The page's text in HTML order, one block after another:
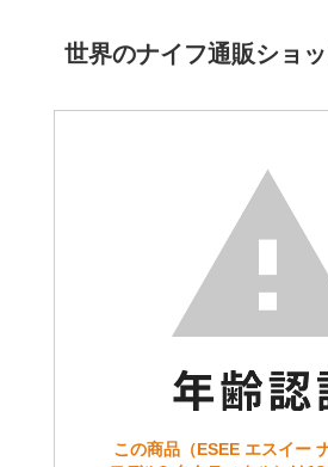
世界のナイフ通販ショ
この商品（ESEE エスイー